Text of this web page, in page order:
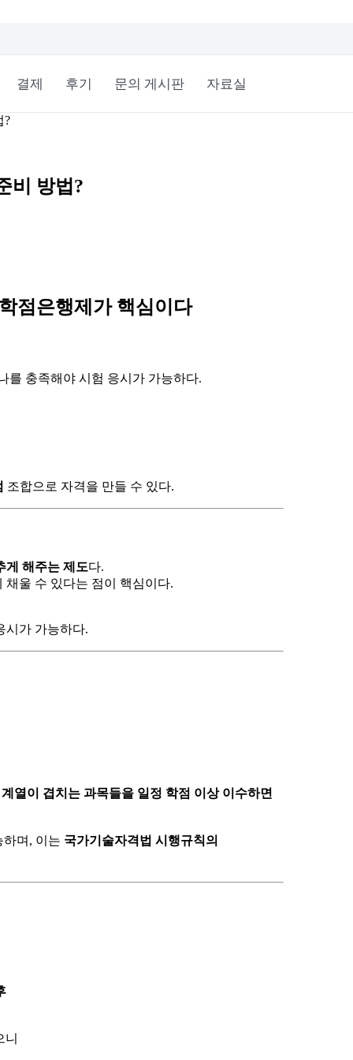
결제 후기 문의 게시판 자료실
?
비 방법?
점은행제가 핵심이다
를 충족해야 시험 응시가 가능하다.
조합으로 자격을 만들 수 있다.
게 해주는 제도다.
울 수 있다는 점이 핵심이다.
시가 가능하다.
계열이 겹치는 과목들을 일정 학점 이상 이수하면
며, 이는 국가기술자격법 시행규칙의
니